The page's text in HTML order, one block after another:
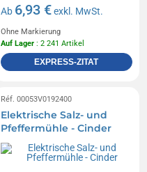
Ab 6,93 €exkl. MwSt.
Ohne Markierung
Auf Lager : 2 241 Artikel
EXPRESS-ZITAT
Réf. 00053V0192400
Elektrische Salz- und
Pfeffermühle - Cinder